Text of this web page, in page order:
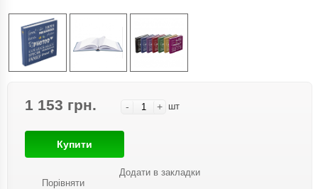
1 153 грн. - + шт
Купити
Порівняти
Додати в закладки